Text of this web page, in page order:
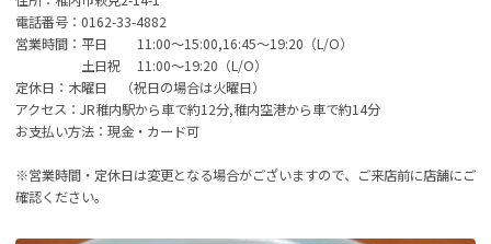
電話番号：0162-33-4882
営業時間：平日 11:00～15:00,16:45～19:20（L/O）
土日祝 11:00～19:20（L/O）
定休日：木曜日 （祝日の場合は火曜日）
アクセス：JR稚内駅から車で約12分,稚内空港から車で約14分
お支払い方法：現金・カード可
※営業時間・定休日は変更となる場合がございますので、ご来店前に店舗にご
確認ください。